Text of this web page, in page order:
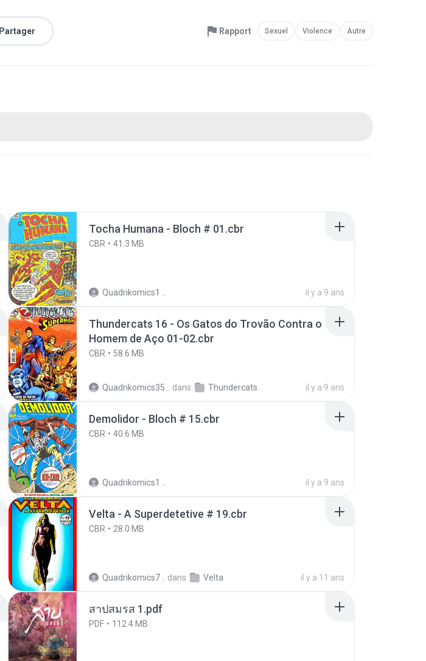
Partager Rapport Sexuel Violence Autre
Tocha Humana - Bloch # 01.cbr
CBR 41.3 MB
Quadrikomics1 .. il y a 9 ans
Thundercats 16 - Os Gatos do Trovão Contra o
Homem de Aço 01-02.cbr
CBR 58.6 MB
Quadrikomics35 .. dans Thundercats il y a 9 ans
Demolidor - Bloch # 15.cbr
CBR 40.6 MB
Quadrikomics1 .. il y a 9 ans
Velta - A Superdetetive # 19.cbr
CBR 28.0 MB
Quadrikomics7 .. dans Velta il y a 11 ans
สาปสมรส 1.pdf
PDF 112.4 MB